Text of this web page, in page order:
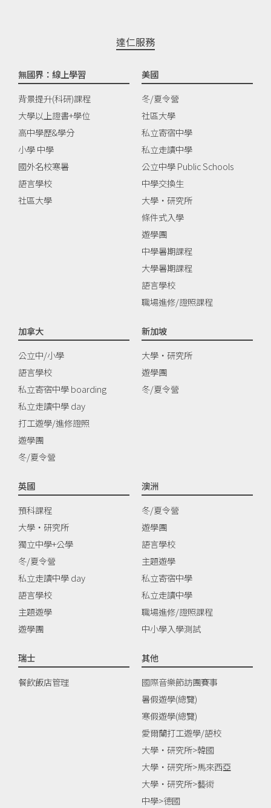
達仁服務
無國界：線上學習
背景提升(科研)課程
大學以上證書+學位
高中學歷&學分
小學 中學
國外名校寒暑
語言學校
社區大學
美國
冬/夏令營
社區大學
私立寄宿中學
私立走讀中學
公立中學 Public Schools
中學交換生
大學‧研究所
條件式入學
遊學團
中學暑期課程
大學暑期課程
語言學校
職場進修/證照課程
加拿大
公立中/小學
語言學校
私立寄宿中學 boarding
私立走讀中學 day
打工遊學/進修證照
遊學團
冬/夏令營
新加坡
大學‧研究所
遊學團
冬/夏令營
英國
預科課程
大學‧研究所
獨立中學+公學
冬/夏令營
私立走讀中學 day
語言學校
主題遊學
遊學團
澳洲
冬/夏令營
遊學團
語言學校
主題遊學
私立寄宿中學
私立走讀中學
職場進修/證照課程
中小學入學測試
瑞士
餐飲飯店管理
其他
國際音樂節訪團賽事
暑假遊學(總覽)
寒假遊學(總覽)
愛爾蘭打工遊學/語校
大學‧研究所>韓國
大學‧研究所>馬來西亞
大學‧研究所>藝術
中學>德國